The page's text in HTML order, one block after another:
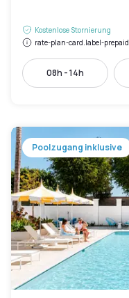
Kostenlose Stornierung
rate-plan-card.label-prepaid
08h - 14h
Poolzugang inklusive